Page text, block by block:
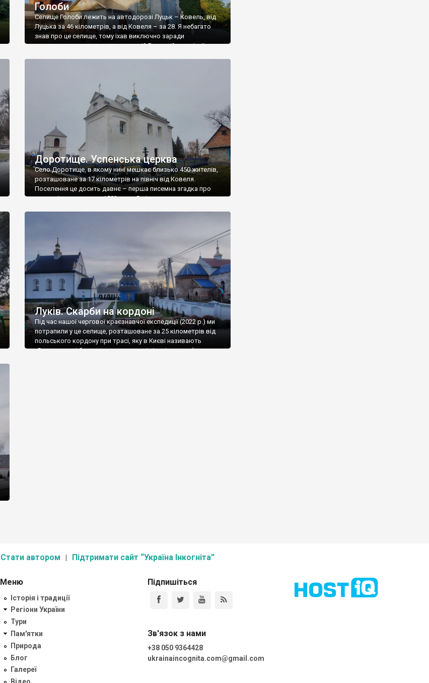
Голоби
Селище Голоби лежить на автодорозі Луцьк – Ковель, від
Луцька за 46 кілометрів, а від Ковеля – за 28. Я небагато
знав про це селище, тому їхав виключно заради
католицьких скульптур на колишній Ринковій площі – їх я
Доротище. Успенська церква
Село Доротище, в якому нині мешкає близько 450 жителів,
розташоване за 17 кілометрів на північ від Ковеля.
Поселення це досить давнє – перша писемна згадка про
нього відноситься до 1502 року. В ті часи воно належало
Луків. Скарби на кордоні
Під час нашої чергової краєзнавчої експедиції (2022 р.) ми
потрапили у це селище, розташоване за 25 кілометрів від
польського кордону при трасі, яку в Києві називають
«Варшавка», і були приємно вражені кількістю пам’яток, а
Стати автором Підтримати сайт “Україна Інкогніта”
Меню
Історія і традиції
Регіони України
Тури
Пам'ятки
Природа
Блог
Галереї
Підпишіться
Зв'язок з нами
+38 050 9364428
ukrainaincognita.com@gmail.com